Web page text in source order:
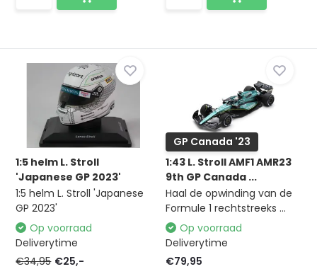
1:5 helm L. Stroll
'Japanese GP 2023'
1:5 helm L. Stroll 'Japanese
GP 2023'
Op voorraad
Deliverytime
€34,95 €25,-
GP Canada '23
1:43 L. Stroll AMF1 AMR23
9th GP Canada ...
Haal de opwinding van de
Formule 1 rechtstreeks ...
Op voorraad
Deliverytime
€79,95